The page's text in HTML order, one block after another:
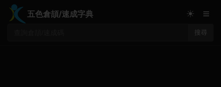
五色倉頡/速成字典
搜尋
☀ ≡